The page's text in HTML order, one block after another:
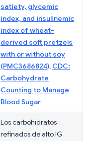
satiety, glycemic
index, and insulinemic
index of wheat-
derived soft pretzels
with or without soy
(PMC3686824); CDC:
Carbohydrate
Counting to Manage
Blood Sugar
Los carbohidratos
refinados de alto IG